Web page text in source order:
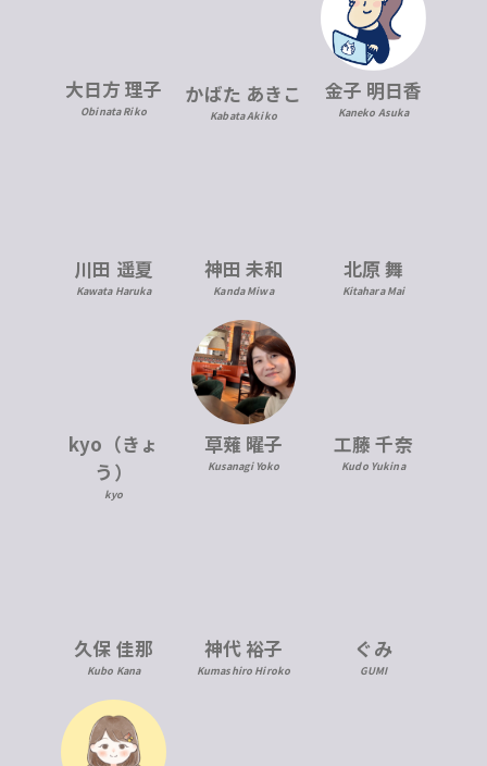
大日方 理子
Obinata Riko
かばた あきこ
Kabata Akiko
金子 明日香
Kaneko Asuka
川田 遥夏
Kawata Haruka
神田 未和
Kanda Miwa
北原 舞
Kitahara Mai
kyo（きょ
う）
kyo
草薙 曜子
Kusanagi Yoko
工藤 千奈
Kudo Yukina
久保 佳那
Kubo Kana
神代 裕子
Kumashiro Hiroko
ぐみ
GUMI